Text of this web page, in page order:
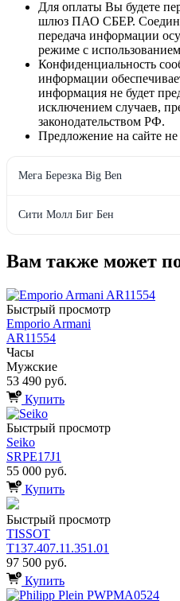
Для оплаты Вы будете
шлюз ПАО СБЕР.
передача информации
режиме с
Конфиденциальность
информации
информация не будет
исключением случаев,
законодательством РФ.
Предложение на сайте
Мега Березка Big Ben
Сити Молл Биг Бен
Вам также может
Быстрый просмотр
Emporio Armani
AR11554
Часы
Мужские
53 490 руб.
Купить
Быстрый просмотр
Seiko
SRPE17J1
55 000 руб.
Купить
Быстрый просмотр
TISSOT
T137.407.11.351.01
97 500 руб.
Купить